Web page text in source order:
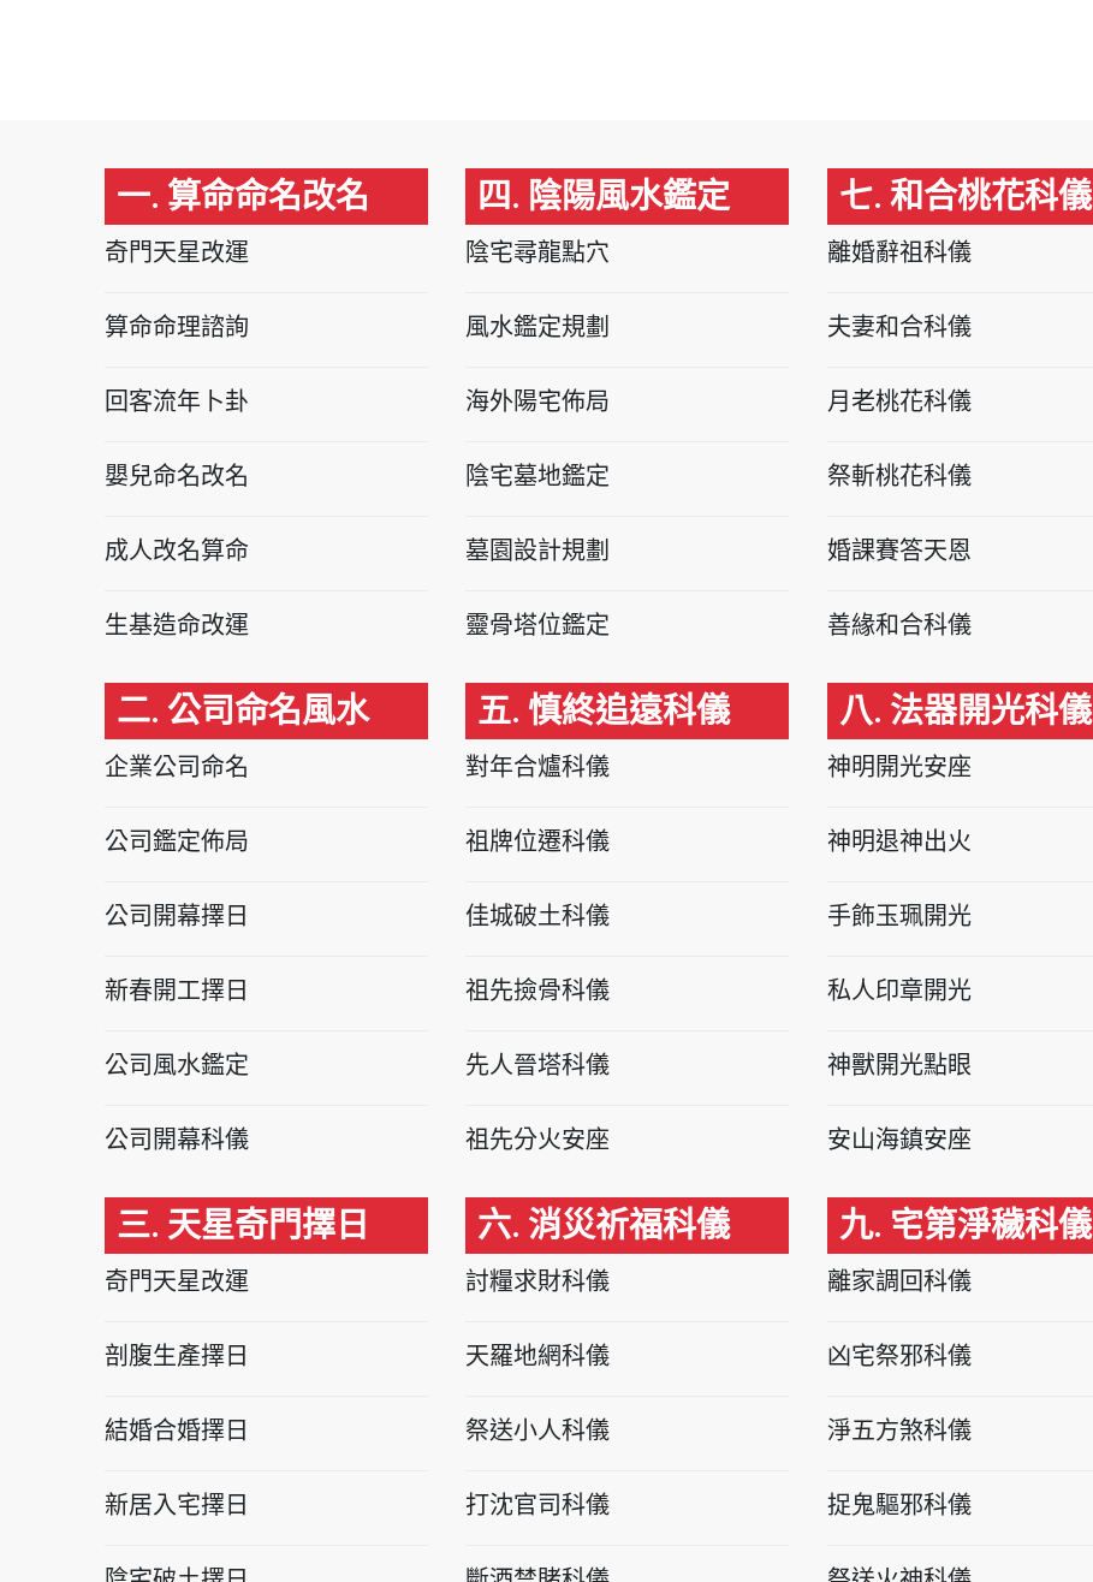
一. 算命命名改名
奇門天星改運
算命命理諮詢
回客流年卜卦
嬰兒命名改名
成人改名算命
生基造命改運
二. 公司命名風水
企業公司命名
公司鑑定佈局
公司開幕擇日
新春開工擇日
公司風水鑑定
公司開幕科儀
三. 天星奇門擇日
奇門天星改運
剖腹生產擇日
結婚合婚擇日
新居入宅擇日
四. 陰陽風水鑑定
陰宅尋龍點穴
風水鑑定規劃
海外陽宅佈局
陰宅墓地鑑定
墓園設計規劃
靈骨塔位鑑定
五. 慎終追遠科儀
對年合爐科儀
祖牌位遷科儀
佳城破土科儀
祖先撿骨科儀
先人晉塔科儀
祖先分火安座
六. 消災祈福科儀
討糧求財科儀
天羅地網科儀
祭送小人科儀
打沈官司科儀
七. 和合桃花科儀
離婚辭祖科儀
夫妻和合科儀
月老桃花科儀
祭斬桃花科儀
婚課賽答天恩
善緣和合科儀
八. 法器開光科儀
神明開光安座
神明退神出火
手飾玉珮開光
私人印章開光
神獸開光點眼
安山海鎮安座
九. 宅第淨穢科儀
離家調回科儀
凶宅祭邪科儀
淨五方煞科儀
捉鬼驅邪科儀